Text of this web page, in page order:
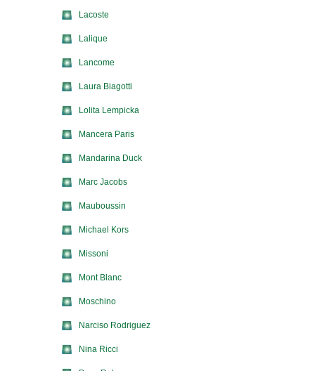
Lacoste
Lalique
Lancome
Laura Biagotti
Lolita Lempicka
Mancera Paris
Mandarina Duck
Marc Jacobs
Mauboussin
Michael Kors
Missoni
Mont Blanc
Moschino
Narciso Rodriguez
Nina Ricci